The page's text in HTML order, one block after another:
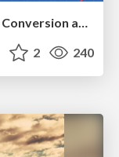
Measuring Dark Social's Impact On Conversion and Attribution
2 240